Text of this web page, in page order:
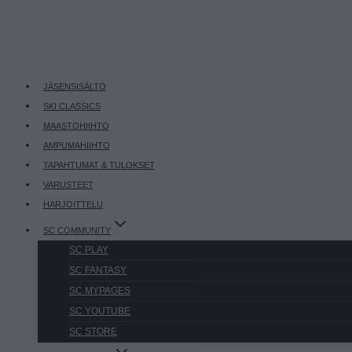
JÄSENSISÄLTÖ
SKI CLASSICS
MAASTOHIIHTO
AMPUMAHIIHTO
TAPAHTUMAT & TULOKSET
VARUSTEET
HARJOITTELU
SC COMMUNITY
SC PLAY
SC FANTASY
SC MYPAGES
SC YOUTUBE
SC STORE